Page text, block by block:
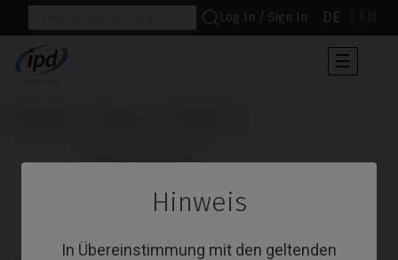
Hinweis
In Übereinstimmung mit den geltenden
Log In / Sign In DE
der
☰
                      Schraubendreher